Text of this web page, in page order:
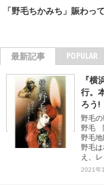
「野毛ちかみち」賑わっ
最新記事 POPULAR
『
行。
ろう!
野毛
野毛
野毛
野毛
え、
2021年